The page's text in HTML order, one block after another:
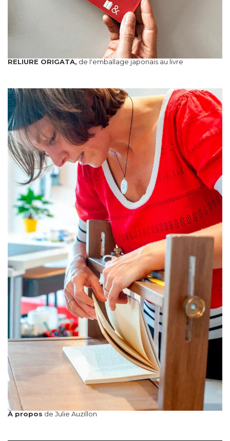
RELIURE ORIGATA, de l'emballage japonais au livre
À propos de Julie Auzillon